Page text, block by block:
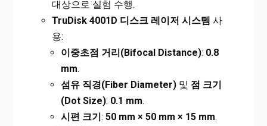
대상으로 실험 수행.
TruDisk 4001D 디스크 레이저 시스템 사
용:
이중초점 거리(Bifocal Distance): 0.8
mm.
섬유 직경(Fiber Diameter)및 점 크기
(Dot Size): 0.1 mm.
시편 크기: 50 mm × 50 mm × 15 mm.